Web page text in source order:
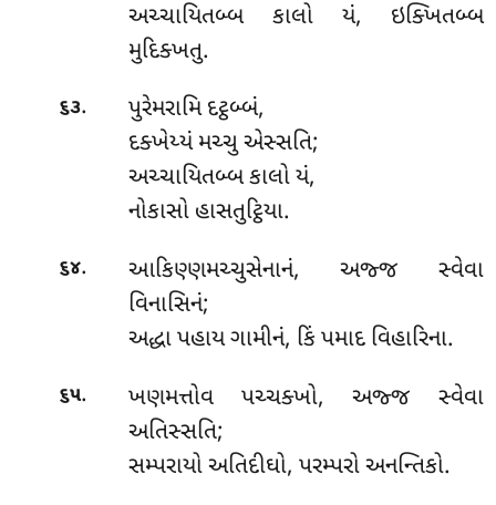
અચ્ચાયિતબ્બ કાલો યં, ઇક્ખિતબ્બ
મુદિક્ખતુ.
૬૩. પુરેમરામિદટ્ઠબ્બં,
દક્ખેય્યં મચ્ચુ એસ્સતિ;
અચ્ચાયિતબ્બ કાલો યં,
નોકાસો હાસતુટ્ઠિયા.
૬૪. આકિણ્ણમચ્ચુસેનાનં, અજ્જ સ્વેવા
વિનાસિનં;
અદ્ધા પહાય ગામીનં, કિં પમાદ વિહારિના.
૬૫.
ખણમત્તોવ પચ્ચક્ખો, અજ્જ સ્વેવા
અતિસ્સતિ;
સમ્પરાયો અતિદીઘો, પરમ્પરો અનન્તિકો.